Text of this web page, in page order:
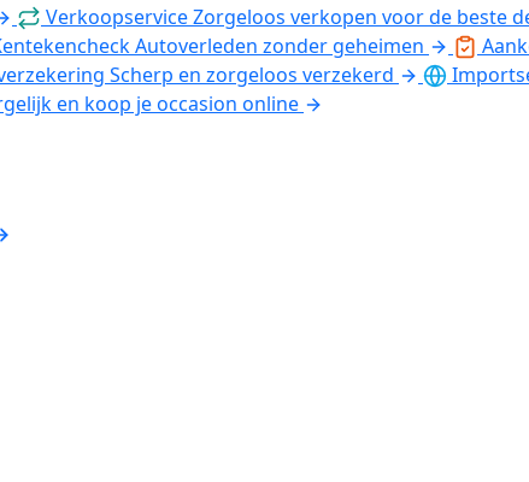
VerkoopserviceZorgeloos verkopen voor de beste
Autoverleden zonder geheimen
Scherp en zorgeloos verzekerd
en koop je occasion online